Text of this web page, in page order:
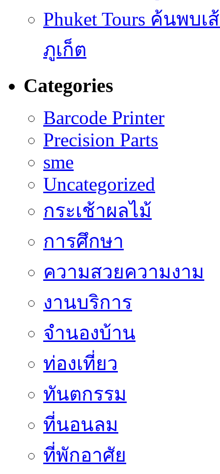
Phuket Tours ค้นพบ
ภูเก็ต
Categories
Barcode Printer
Precision Parts
sme
Uncategorized
กระเช้าผลไม้
การศึกษา
ความสวยความงาม
งานบริการ
จำนองบ้าน
ท่องเที่ยว
ทันตกรรม
ที่นอนลม
ที่พักอาศัย